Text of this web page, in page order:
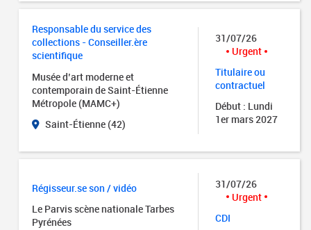
Responsable du service des
collections - Conseiller.ère
scientifique
Musée d’art moderne et
contemporain de Saint-Étienne
Métropole (MAMC+)
Saint-Étienne (42)
31/07/26
Urgent
Titulaire ou
contractuel
Début : Lundi
1er mars 2027
Régisseur.se son / vidéo
Le Parvis scène nationale Tarbes
Pyrénées
31/07/26
Urgent
CDI